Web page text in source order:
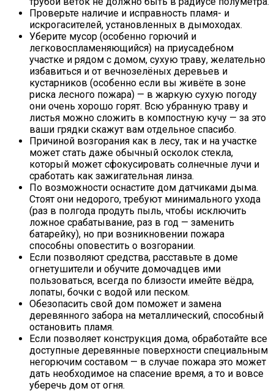
Проверьте наличие и исправность пламя- и
искрогасителей, установленных в дымоходах.
Уберите мусор (особенно горючий и
легковоспламеняющийся) на приусадебном
участке и рядом с домом, сухую траву, желательно
избавиться и от вечнозелёных деревьев и
кустарников (особенно если вы живёте в зоне
риска лесного пожара) — в жаркую сухую погоду
они очень хорошо горят. Всю убранную траву и
листья можно сложить в компостную кучу — за это
ваши грядки скажут вам отдельное спасибо.
Причиной возгорания как в лесу, так и на участке
может стать даже обычный осколок стекла,
который может сфокусировать солнечные лучи и
сработать как зажигательная линза.
По возможности оснастите дом датчиками дыма.
Стоят они недорого, требуют минимального ухода
(раз в полгода продуть пыль, чтобы исключить
ложное срабатывание, раз в год — заменить
батарейку), но при возникновении пожара
способны оповестить о возгорании.
Если позволяют средства, расставьте в доме
огнетушители и обучите домочадцев ими
пользоваться, всегда по близости имейте вёдра,
лопаты, бочки с водой или песком.
Обезопасить свой дом поможет и замена
деревянного забора на металлический, способный
остановить пламя.
Если позволяет конструкция дома, обработайте все
доступные деревянные поверхности специальным
негорючим составом — в случае пожара это может
дать необходимое на спасение время, а то и вовсе
уберечь дом от огня.